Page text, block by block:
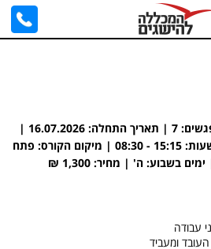
מספר שעות: 50 | מספר מפגשים: 7 | תאריך התחלה: 16.07.2026 |
תאריך סיום: 17.09.2026 | שעות: ‎08:30 - 15:15 | מיקום הקורס: פתח
בשבוע: ה' | מחיר: 1,300 ₪
עבודה
העובד ומעביד